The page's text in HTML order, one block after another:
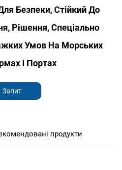
Безпеки, Стійкий До
Рішення, Спеціально
Умов На Морських
І Портах
Запит
продукти